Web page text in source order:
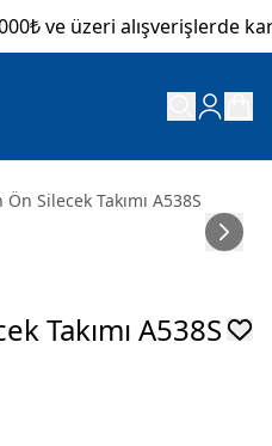
ve üzeri alışverişlerde
Silecek Takımı A538S
Takımı A538S